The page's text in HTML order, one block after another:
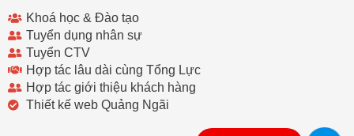
Khoá học & Đào tạo
Tuyển dụng nhân sự
Tuyển CTV
Hợp tác lâu dài cùng Tổng Lực
Hợp tác giới thiệu khách hàng
Thiết kế web Quảng Ngãi